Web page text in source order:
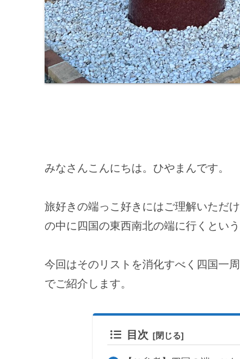
みなさんこんにちは。ひやまんです。
旅好きの端っこ好きにはご理解いただ
の中に四国の東西南北の端に行くという
今回はそのリストを消化すべく四国一
でご紹介します。
目次